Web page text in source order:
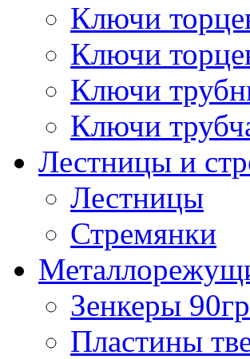
Ключи
Ключи
Ключи
Ключи
Лестницы и
Лестницы
Стремянки
Зенкеры
Пластины